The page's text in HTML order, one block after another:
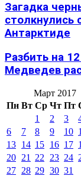
Загадка
Антарктиде
Разбить на
Медведев
Март 2017
Пн Вт Ср Чт Пт
1
2 3
6
7 8 9 10
13 14 15 16 17
20 21 22 23 24
27 28 29 30 31